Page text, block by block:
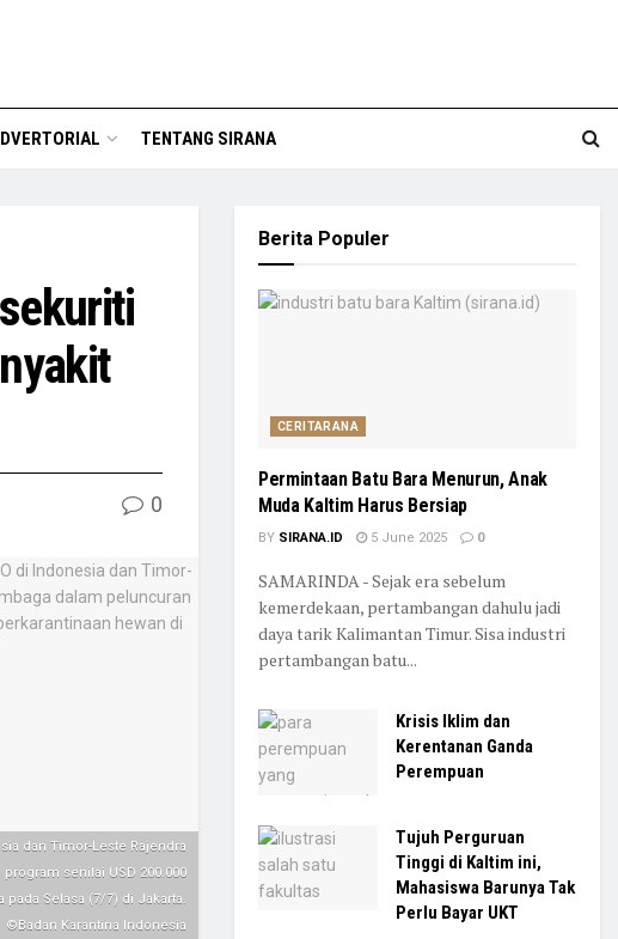
TENTANG SIRANA
0
dan Timor-Leste Rajendra
senilai USD 200.000
Selasa (7/7) di Jakarta.
©️Badan Karantina Indonesia
Berita Populer
CERITARANA
Permintaan Batu Bara Menurun, Anak
Muda Kaltim Harus Bersiap
BY SIRANA.ID 5 June 2025 0
SAMARINDA - Sejak era sebelum
kemerdekaan, pertambangan dahulu jadi
daya tarik Kalimantan Timur. Sisa industri
pertambangan batu...
Krisis Iklim dan
Kerentanan Ganda
Perempuan
Tujuh Perguruan
Tinggi di Kaltim ini,
Mahasiswa Barunya Tak
Perlu Bayar UKT